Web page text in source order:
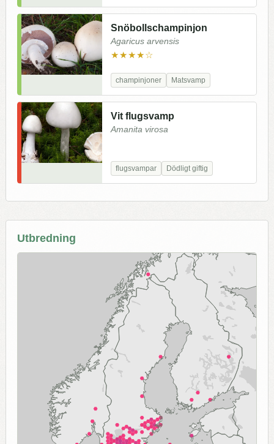
Snöbollschampinjon
Agaricus arvensis
★★★★☆
champinjoner Matsvamp
Vit flugsvamp
Amanita virosa
flugsvampar Dödligt giftig
Utbredning